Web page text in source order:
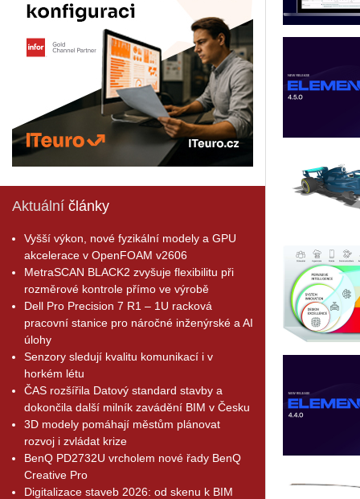
Aktuální články
Vyšší výkon, nové fyzikální modely a GPU
akcelerace v OpenFOAM v2606
MetraSCAN BLACK2 zvyšuje flexibilitu při
rozměrové kontrole přímo ve výrobě
Dell Pro Precision 7 R1 – 1U racková
pracovní stanice pro náročné inženýrské a AI
úlohy
Senzory sledují kvalitu komunikací i v
horkém létu
ČAS rozšířila Datový standard stavby a
dokončila další milník zavádění BIM v Česku
3D modely pomáhají městům plánovat
rozvoj i zvládat krize
BenQ PD2732U vrcholem nové řady BenQ
Creative Pro
Digitalizace staveb 2026: od skenu k BIM